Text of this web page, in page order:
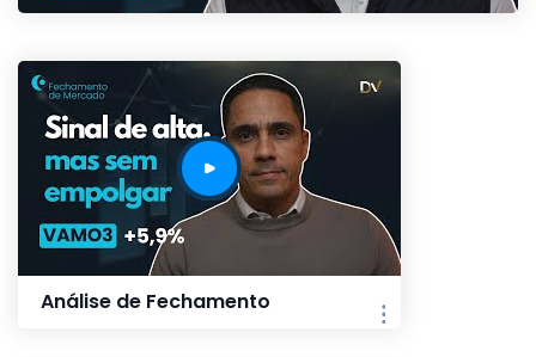
Análise de Fechamento